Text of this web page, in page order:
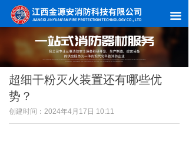
끀
网站首页
关于我们
新闻中心
产品中心
服务案例
超细干粉灭火装置还有哪些优
势？
创建时间： 2024年4月17日 10:11